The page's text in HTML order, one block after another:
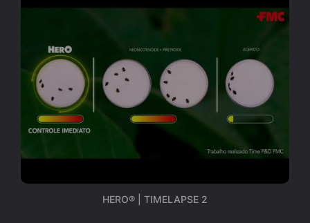
HERO® | TIMELAPSE 2